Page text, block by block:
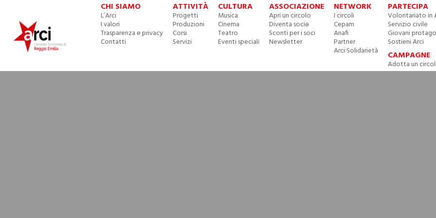
CHI SIAMO
L’Arci
I valori
Trasparenza e privacy
Contatti
ATTIVITÀ
Progetti
Produzioni
Corsi
Servizi
CULTURA
Musica
Cinema
Teatro
Eventi speciali
ASSOCIAZIONE
Apri un circolo
Diventa sociə
Sconti per i soci
Newsletter
NETWORK
I circoli
Cepam
Anafi
Partner
Arci Solidarietà
PARTECIPA
Volontariato in
Servizio civile
Giovani
Sostieni Arci
CAMPAGNE
Adotta un